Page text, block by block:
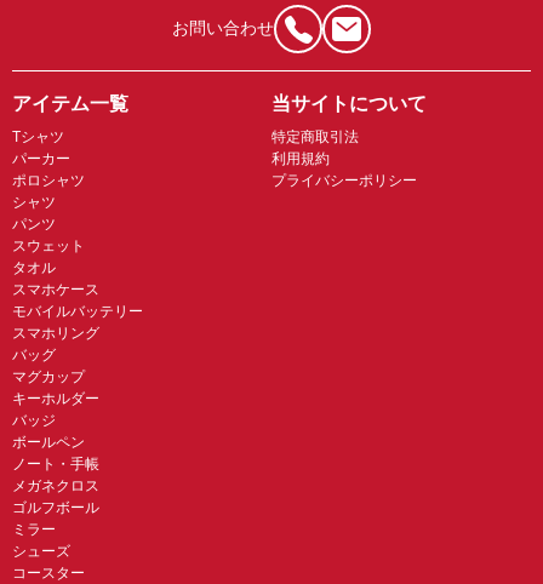
お問い合わせ
アイテム一覧
Tシャツ
パーカー
ポロシャツ
シャツ
パンツ
スウェット
タオル
スマホケース
モバイルバッテリー
スマホリング
バッグ
マグカップ
キーホルダー
バッジ
ボールペン
ノート・手帳
メガネクロス
ゴルフボール
ミラー
シューズ
コースター
当サイトについて
特定商取引法
利用規約
プライバシーポリシー